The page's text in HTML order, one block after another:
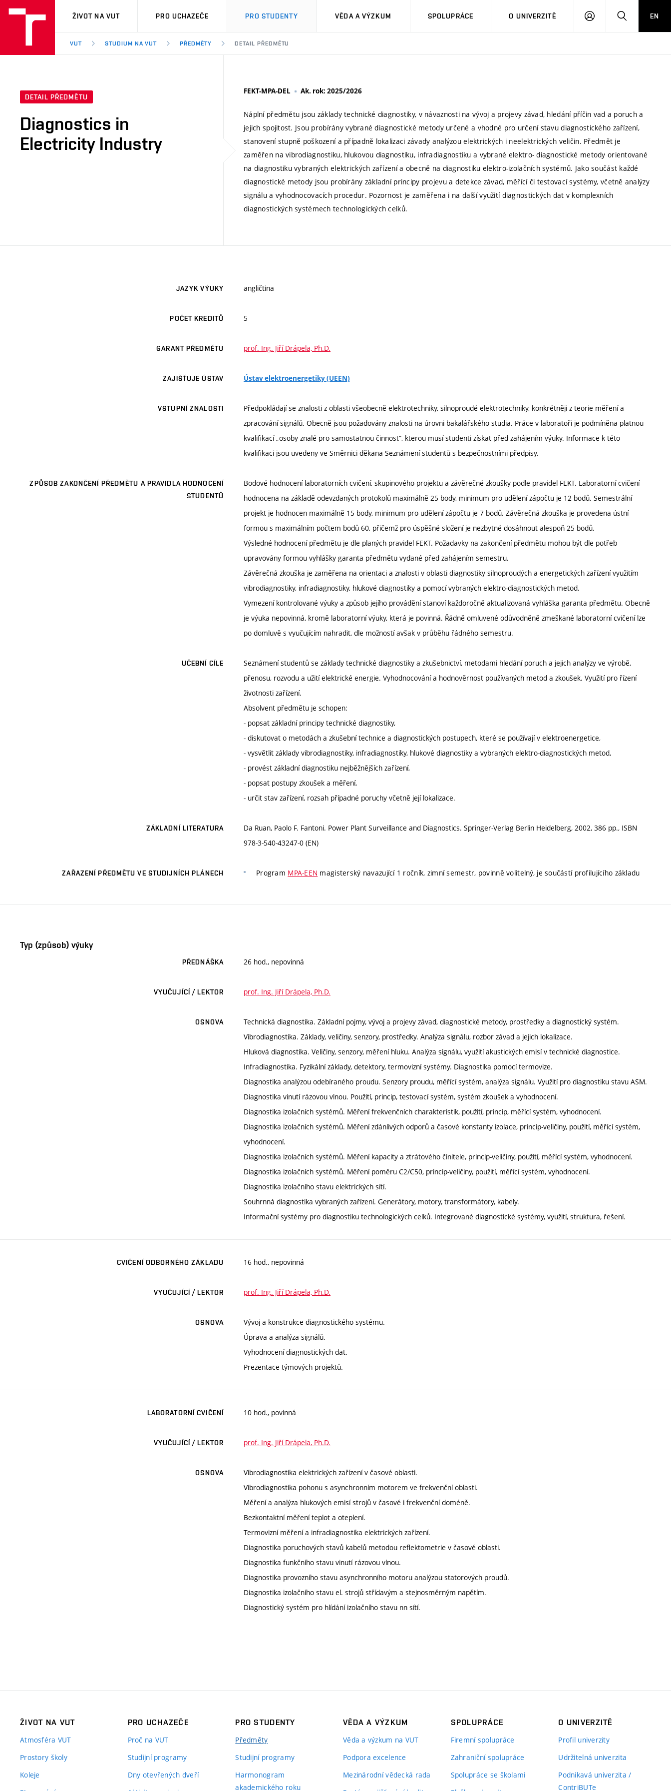
VUT
ŽIVOT NA VUT PRO UCHAZEČE PRO STUDENTY VĚDA A VÝZKUM SPOLUPRÁCE O UNIVERZITĚ
PŘIHLÁSIT HLEDATEN
VUT STUDIUM NA VUT PŘEDMĚTY DETAIL PŘEDMĚTU
DETAIL PŘEDMĚTU
Diagnostics in
Electricity Industry
FEKT-MPA-DEL Ak. rok: 2025/2026
Náplní předmětu jsou základy technické diagnostiky, v návaznosti na vývoj a projevy závad, hledání příčin vad a poruch a
jejich spojitost. Jsou probírány vybrané diagnostické metody určené a vhodné pro určení stavu diagnostického zařízení,
stanovení stupně poškození a případně lokalizaci závady analýzou elektrických i neelektrických veličin. Předmět je
zaměřen na vibrodiagnostiku, hlukovou diagnostiku, infradiagnostiku a vybrané elektro- diagnostické metody orientované
na diagnostiku vybraných elektrických zařízení a obecně na diagnostiku elektro-izolačních systémů. Jako součást každé
diagnostické metody jsou probírány základní principy projevu a detekce závad, měřící či testovací systémy, včetně analýzy
signálu a vyhodnocovacích procedur. Pozornost je zaměřena i na další využití diagnostických dat v komplexních
diagnostických systémech technologických celků.
JAZYK VÝUKY angličtina
POČET KREDITŮ 5
GARANT PŘEDMĚTU prof. Ing. Jiří Drápela, Ph.D.
ZAJIŠŤUJE ÚSTAV Ústav elektroenergetiky (UEEN)
VSTUPNÍ ZNALOSTI
Předpokládají se znalosti z oblasti všeobecně elektrotechniky, silnoproudé elektrotechniky, konkrétněji z teorie měření a
zpracování signálů. Obecně jsou požadovány znalosti na úrovni bakalářského studia. Práce v laboratoři je podmíněna platnou
kvalifikací „osoby znalé pro samostatnou činnost“, kterou musí studenti získat před zahájením výuky. Informace k této
kvalifikaci jsou uvedeny ve Směrnici děkana Seznámení studentů s bezpečnostními předpisy.
ZPŮSOB ZAKONČENÍ PŘEDMĚTU A PRAVIDLA HODNOCENÍ
STUDENTŮ
Bodové hodnocení laboratorních cvičení, skupinového projektu a závěrečné zkoušky podle pravidel FEKT. Laboratorní cvičení
hodnocena na základě odevzdaných protokolů maximálně 25 body, minimum pro udělení zápočtu je 12 bodů. Semestrální
projekt je hodnocen maximálně 15 body, minimum pro udělení zápočtu je 7 bodů. Závěrečná zkouška je provedena ústní
formou s maximálním počtem bodů 60, přičemž pro úspěšné složení je nezbytné dosáhnout alespoň 25 bodů.
Výsledné hodnocení předmětu je dle planých pravidel FEKT. Požadavky na zakončení předmětu mohou být dle potřeb
upravovány formou vyhlášky garanta předmětu vydané před zahájením semestru.
Závěrečná zkouška je zaměřena na orientaci a znalosti v oblasti diagnostiky silnoproudých a energetických zařízení využitím
vibrodiagnostiky, infradiagnostiky, hlukové diagnostiky a pomocí vybraných elektro-diagnostických metod.
Vymezení kontrolované výuky a způsob jejího provádění stanoví každoročně aktualizovaná vyhláška garanta předmětu. Obecně
je výuka nepovinná, kromě laboratorní výuky, která je povinná. Řádně omluvené odůvodněně zmeškané laboratorní cvičení lze
po domluvě s vyučujícím nahradit, dle možností avšak v průběhu řádného semestru.
UČEBNÍ CÍLE
Seznámení studentů se základy technické diagnostiky a zkušebnictví, metodami hledání poruch a jejich analýzy ve výrobě,
přenosu, rozvodu a užití elektrické energie. Vyhodnocování a hodnověrnost používaných metod a zkoušek. Využití pro řízení
životnosti zařízení.
Absolvent předmětu je schopen:
- popsat základní principy technické diagnostiky,
- diskutovat o metodách a zkušební technice a diagnostických postupech, které se používají v elektroenergetice,
- vysvětlit základy vibrodiagnostiky, infradiagnostiky, hlukové diagnostiky a vybraných elektro-diagnostických metod,
- provést základní diagnostiku nejběžnějších zařízení,
- popsat postupy zkoušek a měření,
- určit stav zařízení, rozsah případné poruchy včetně její lokalizace.
ZÁKLADNÍ LITERATURA
Da Ruan, Paolo F. Fantoni. Power Plant Surveillance and Diagnostics. Springer-Verlag Berlin Heidelberg, 2002, 386 pp., ISBN
978-3-540-43247-0 (EN)
ZAŘAZENÍ PŘEDMĚTU VE STUDIJNÍCH PLÁNECH Program MPA-EEN magisterský navazující 1 ročník, zimní semestr, povinně volitelný, je součástí profilujícího základu
Typ (způsob) výuky
PŘEDNÁŠKA 26 hod., nepovinná
VYUČUJÍCÍ / LEKTOR prof. Ing. Jiří Drápela, Ph.D.
OSNOVA
Technická diagnostika. Základní pojmy, vývoj a projevy závad, diagnostické metody, prostředky a diagnostický systém.
Vibrodiagnostika. Základy, veličiny, senzory, prostředky. Analýza signálu, rozbor závad a jejich lokalizace.
Hluková diagnostika. Veličiny, senzory, měření hluku. Analýza signálu, využití akustických emisí v technické diagnostice.
Infradiagnostika. Fyzikální základy, detektory, termovizní systémy. Diagnostika pomocí termovize.
Diagnostika analýzou odebíraného proudu. Senzory proudu, měřící systém, analýza signálu. Využití pro diagnostiku stavu ASM.
Diagnostika vinutí rázovou vlnou. Použití, princip, testovací systém, systém zkoušek a vyhodnocení.
Diagnostika izolačních systémů. Měření frekvenčních charakteristik, použití, princip, měřící systém, vyhodnocení.
Diagnostika izolačních systémů. Měření zdánlivých odporů a časové konstanty izolace, princip-veličiny, použití, měřící systém,
vyhodnocení.
Diagnostika izolačních systémů. Měření kapacity a ztrátového činitele, princip-veličiny, použití, měřící systém, vyhodnocení.
Diagnostika izolačních systémů. Měření poměru C2/C50, princip-veličiny, použití, měřící systém, vyhodnocení.
Diagnostika izolačního stavu elektrických sítí.
Souhrnná diagnostika vybraných zařízení. Generátory, motory, transformátory, kabely.
Informační systémy pro diagnostiku technologických celků. Integrované diagnostické systémy, využití, struktura, řešení.
CVIČENÍ ODBORNÉHO ZÁKLADU 16 hod., nepovinná
VYUČUJÍCÍ / LEKTOR prof. Ing. Jiří Drápela, Ph.D.
OSNOVA
Vývoj a konstrukce diagnostického systému.
Úprava a analýza signálů.
Vyhodnocení diagnostických dat.
Prezentace týmových projektů.
LABORATORNÍ CVIČENÍ 10 hod., povinná
VYUČUJÍCÍ / LEKTOR prof. Ing. Jiří Drápela, Ph.D.
OSNOVA
Vibrodiagnostika elektrických zařízení v časové oblasti.
Vibrodiagnostika pohonu s asynchronním motorem ve frekvenční oblasti.
Měření a analýza hlukových emisí strojů v časové i frekvenční doméně.
Bezkontaktní měření teplot a oteplení.
Termovizní měření a infradiagnostika elektrických zařízení.
Diagnostika poruchových stavů kabelů metodou reflektometrie v časové oblasti.
Diagnostika funkčního stavu vinutí rázovou vlnou.
Diagnostika provozního stavu asynchronního motoru analýzou statorových proudů.
Diagnostika izolačního stavu el. strojů střídavým a stejnosměrným napětím.
Diagnostický systém pro hlídání izolačního stavu nn sítí.
ŽIVOT NA VUT
Atmosféra VUT
Prostory školy
Koleje
PRO UCHAZEČE
Proč na VUT
Studijní programy
Dny otevřených dveří
PRO STUDENTY
Předměty
Studijní programy
Harmonogram
akademického roku
VĚDA A VÝZKUM
Věda a výzkum na VUT
Podpora excelence
Mezinárodní vědecká rada
SPOLUPRÁCE
Firemní spolupráce
Zahraniční spolupráce
Spolupráce se školami
O UNIVERZITĚ
Profil univerzity
Udržitelná univerzita
Podnikavá univerzita /
ContriBUTe